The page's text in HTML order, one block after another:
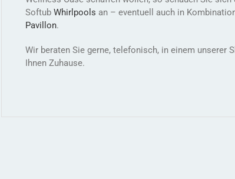
Softub Whirlpools an – eventuell auch in
Pavillon.
Wir beraten Sie gerne, telefonisch, in einem unserer
Ihnen Zuhause.